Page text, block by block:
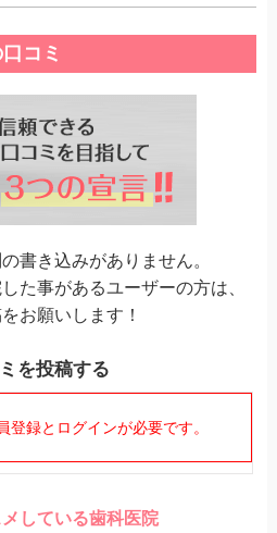
コミ
き込みがありません。
事があるユーザーの方は、
お願いします！
を投稿する
登録とログインが必要です。
している歯科医院